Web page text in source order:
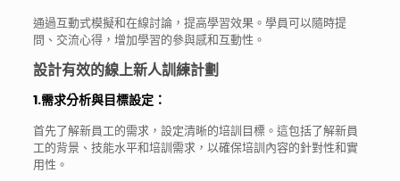
通過互動式模擬和在線討論，提高學習效果。學員可以隨時提
問、交流心得，增加學習的參與感和互動性。
設計有效的線上新人訓練計劃
1.需求分析與目標設定：
首先了解新員工的需求，設定清晰的培訓目標。這包括了解新員
工的背景、技能水平和培訓需求，以確保培訓內容的針對性和實
用性。